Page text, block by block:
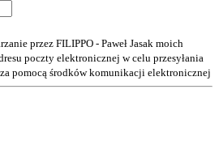
przez FILIPPO - Paweł Jasak moich
poczty elektronicznej w celu przesyłania
pomocą środków komunikacji elektronicznej